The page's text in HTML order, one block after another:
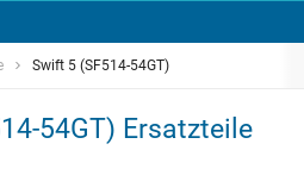
Swift 5 (SF514-54GT)
54GT) Ersatzteile